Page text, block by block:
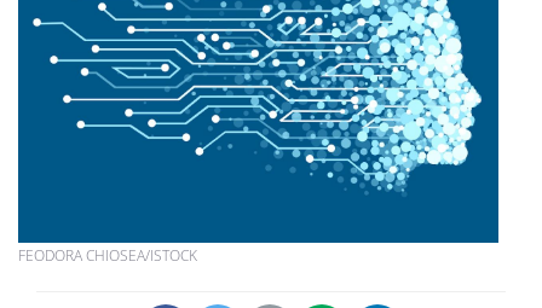
FEODORA CHIOSEA/ISTOCK